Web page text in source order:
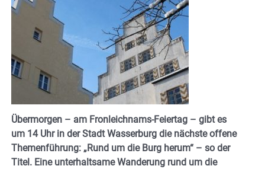
Übermorgen – am Fronleichnams-Feiertag – gibt es
um 14 Uhr in der Stadt Wasserburg die nächste offene
Themenführung: „Rund um die Burg herum“ – so der
Titel. Eine unterhaltsame Wanderung rund um die